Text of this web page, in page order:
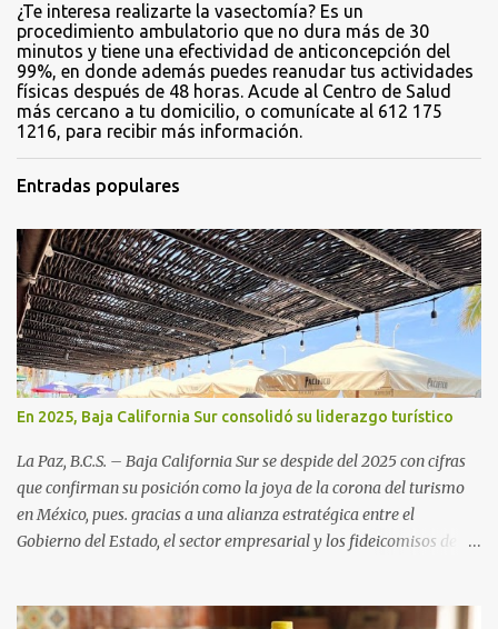
¿Te interesa realizarte la vasectomía? Es un
procedimiento ambulatorio que no dura más de 30
minutos y tiene una efectividad de anticoncepción del
99%, en donde además puedes reanudar tus actividades
físicas después de 48 horas. Acude al Centro de Salud
más cercano a tu domicilio, o comunícate al 612 175
1216, para recibir más información.
Entradas populares
En 2025, Baja California Sur consolidó su liderazgo turístico
La Paz, B.C.S. – Baja California Sur se despide del 2025 con cifras
que confirman su posición como la joya de la corona del turismo
en México, pues. gracias a una alianza estratégica entre el
Gobierno del Estado, el sector empresarial y los fideicomisos de
una derrama económica sin precedentes. Las proyecciones para